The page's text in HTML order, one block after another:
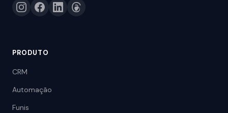
PRODUTO
CRM
Automação
Funis